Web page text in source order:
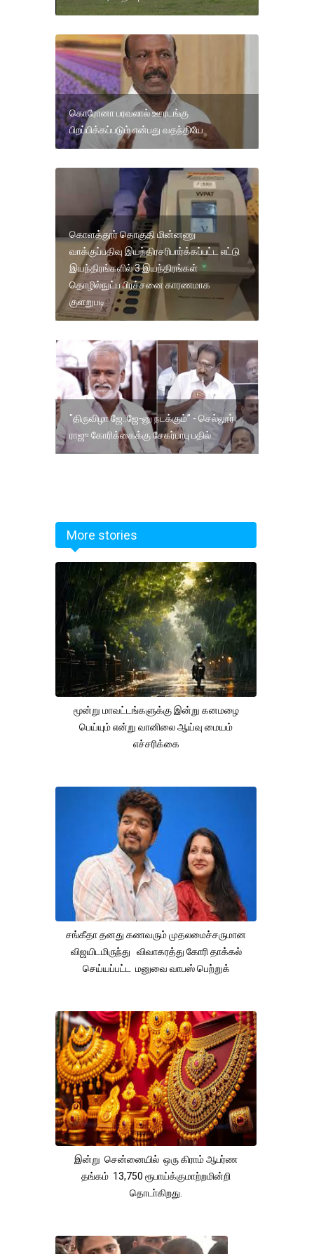
கொரோனா பரவலால் ஊரடங்கு
பிறப்பிக்கப்படும் என்பது வதந்தியே
கொளத்தூர் தொகுதி மின்னணு
வாக்குப்பதிவு இயந்திரசரிபார்க்கப்பட்ட எட்டு
இயந்திரங்களில் 3 இயந்திரங்கள்
தொழில்நுட்ப பிரச்சனை காரணமாக
குளறுபடி
"திருவிழா ஜே..ஜே-னு நடக்கும்” - செல்லூர்
ராஜு கோரிக்கைக்கு சேகர்பாபு பதில்
More stories
மூன்று மாவட்டங்களுக்கு இன்று கனமழை
பெய்யும் என்று வானிலை ஆய்வு மையம்
எச்சரிக்கை
சங்கீதா தனது கணவரும் முதலமைச்சருமான
விஜயிடமிருந்து விவாகரத்து கோரி தாக்கல்
செய்யப்பட்ட மனுவை வாபஸ் பெற்றுக்
இன்று சென்னையில் ஒரு கிராம் ஆபர்ண
தங்கம் 13,750 ரூபாய்க்குமாற்றமின்றி
தொடா்கிறது.